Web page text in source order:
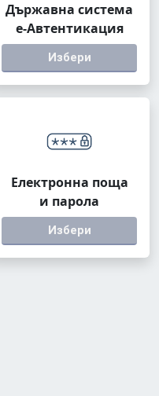
Държавна система
е-Автентикация
Избери
Електронна поща
и парола
Избери